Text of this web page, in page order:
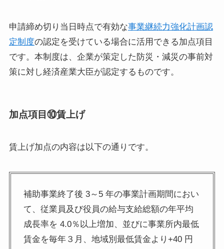
申請締め切り当日時点で有効な事業継続力強化計画認
定制度の認定を受けている場合に活用できる加点項目
です。本制度は、企業が策定した防災・減災の事前対
策に対し経済産業大臣が認定するものです。
加点項目⑩賃上げ
賃上げ加点の内容は以下の通りです。
補助事業終了後 3～5 年の事業計画期間におい
て、従業員及び役員の給与支給総額の年平均
成長率を 4.0％以上増加、並びに事業所内最低
賃金を毎年３月、地域別最低賃金より+40 円